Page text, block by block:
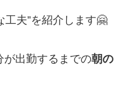
夫”を紹介します🤗
が出勤するまでの朝の